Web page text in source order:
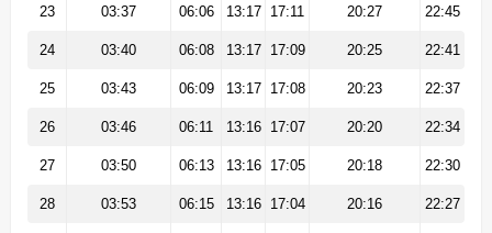
23 03:37 06:06 13:17 17:11 20:27 22:45
24 03:40 06:08 13:17 17:09 20:25 22:41
25 03:43 06:09 13:17 17:08 20:23 22:37
26 03:46 06:11 13:16 17:07 20:20 22:34
27 03:50 06:13 13:16 17:05 20:18 22:30
28 03:53 06:15 13:16 17:04 20:16 22:27